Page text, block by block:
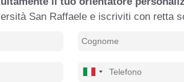
San Raffaele e iscriviti con retta